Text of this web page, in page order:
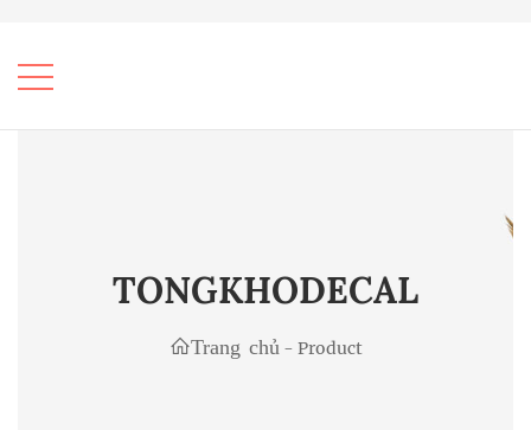
TONGKHODECAL
Trang chủ - Product